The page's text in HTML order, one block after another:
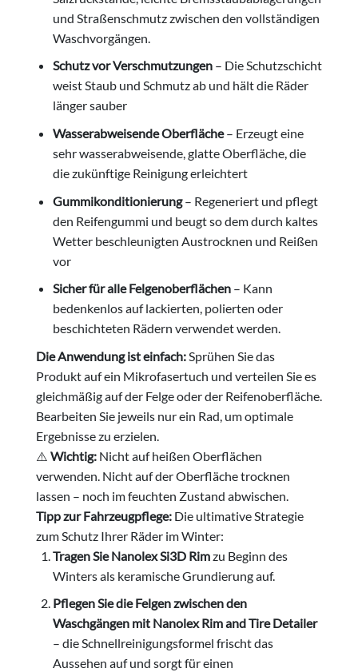
und Straßenschmutz zwischen den vollständigen
Waschvorgängen.
Schutz vor Verschmutzungen– Die Schutzschicht
weist Staub und Schmutz ab und hält die Räder
länger sauber
Wasserabweisende Oberfläche– Erzeugt eine
sehr wasserabweisende, glatte Oberfläche, die
die zukünftige Reinigung erleichtert
Gummikonditionierung– Regeneriert und pflegt
den Reifengummi und beugt so dem durch kaltes
Wetter beschleunigten Austrocknen und Reißen
vor
Sicher für alle Felgenoberflächen– Kann
bedenkenlos auf lackierten, polierten oder
beschichteten Rädern verwendet werden.
Die Anwendung ist einfach: Sprühen Sie das
Produkt auf ein Mikrofasertuch und verteilen Sie es
gleichmäßig auf der Felge oder der Reifenoberfläche.
Bearbeiten Sie jeweils nur ein Rad, um optimale
Ergebnisse zu erzielen.
⚠️ Wichtig: Nicht auf heißen Oberflächen
verwenden. Nicht auf der Oberfläche trocknen
lassen – noch im feuchten Zustand abwischen.
Tipp zur Fahrzeugpflege: Die ultimative Strategie
zum Schutz Ihrer Räder im Winter:
Tragen Sie Nanolex Si3D Rimzu Beginn des
Winters als keramische Grundierung auf.
Pflegen Sie die Felgen zwischen den
Waschgängen mit Nanolex Rim and Tire Detailer
– die Schnellreinigungsformel frischt das
Aussehen auf und sorgt für einen